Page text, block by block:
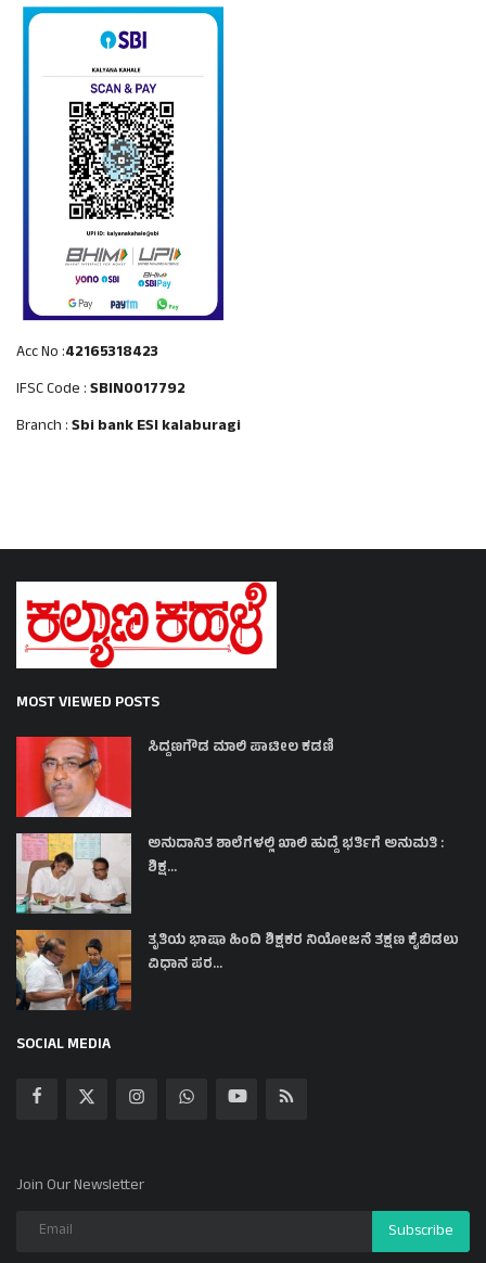
Acc No :42165318423
IFSC Code :SBIN0017792
Branch :Sbi bank ESI kalaburagi
MOST VIEWED POSTS
ಸಿದ್ದಣಗೌಡ ಮಾಲಿ ಪಾಟೀಲ ಕಡಣಿ
ಅನುದಾನಿತ ಶಾಲೆಗಳಲ್ಲಿ ಖಾಲಿ ಹುದ್ದೆ ಭರ್ತಿಗೆ ಅನುಮತಿ :
ಶಿಕ್ಷ...
ತೃತಿಯ ಭಾಷಾ ಹಿಂದಿ ಶಿಕ್ಷಕರ ನಿಯೋಜನೆ ತಕ್ಷಣ ಕೈಬಿಡಲು
ವಿಧಾನ ಪರ...
SOCIAL MEDIA
Join Our Newsletter
Subscribe